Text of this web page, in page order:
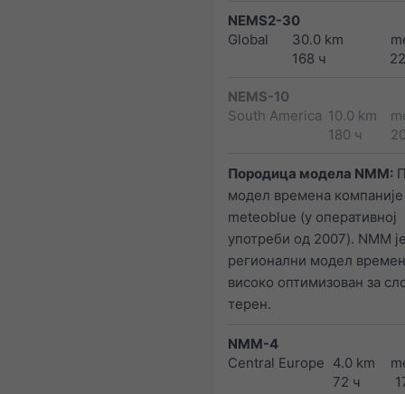
NEMS2-30
Global
30.0 km
168 ч
NEMS-10
South America 10.0 km
180 ч
Породица модела NMM:
модел времена компаније
meteoblue (у оперативној
употреби од 2007). NMM
регионални модел
високо оптимизован за
терен.
NMM-4
Central Europe 4.0 km
72 ч